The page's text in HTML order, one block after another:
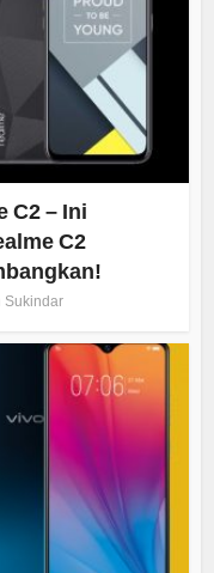
C2 – Ini
C2
Sukindar